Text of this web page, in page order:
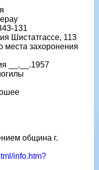
131
Шистатгассе, 113
места захоронения
__.__.1957
община г.
info.htm?